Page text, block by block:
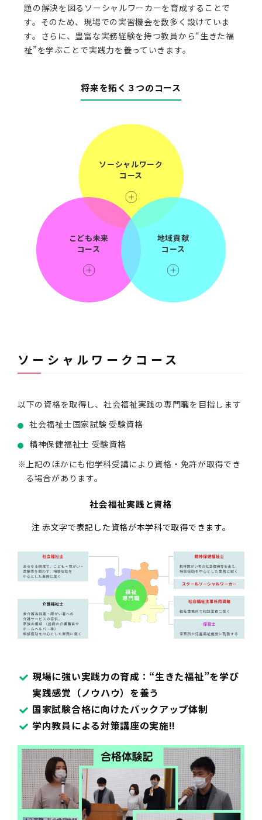
題の解決を図るソーシャルワーカーを育成することで
す。そのため、現場での実習機会を数多く設けていま
す。さらに、豊富な実務経験を持つ教員から“生きた福
祉”を学ぶことで実践力を養っていきます。
将来を拓く３つのコース
ソーシャルワーク
コース
こども未来
コース
地域貢献
コース
ソーシャルワークコース
以下の資格を取得し、社会福祉実践の専門職を目指します
社会福祉士国家試験 受験資格
精神保健福祉士 受験資格
上記のほかにも他学科受講により資格・免許が取得でき
る場合があります。
社会福祉実践と資格
注 赤文字で表記した資格が本学科で取得できます。
現場に強い実践力の育成：“生きた福祉”を学び
実践感覚（ノウハウ）を養う
国家試験合格に向けたバックアップ体制
学内教員による対策講座の実施!!